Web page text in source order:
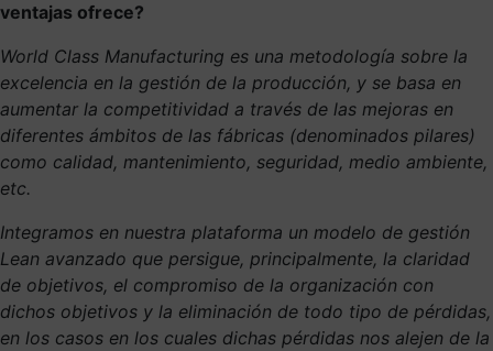
ventajas ofrece?
World Class Manufacturing es una metodología sobre la
excelencia en la gestión de la producción, y se basa en
aumentar la competitividad a través de las mejoras en
diferentes ámbitos de las fábricas (denominados pilares)
como calidad, mantenimiento, seguridad, medio ambiente,
etc.
Integramos en nuestra plataforma un modelo de gestión
Lean avanzado que persigue, principalmente, la claridad
de objetivos, el compromiso de la organización con
dichos objetivos y la eliminación de todo tipo de pérdidas,
en los casos en los cuales dichas pérdidas nos alejen de la